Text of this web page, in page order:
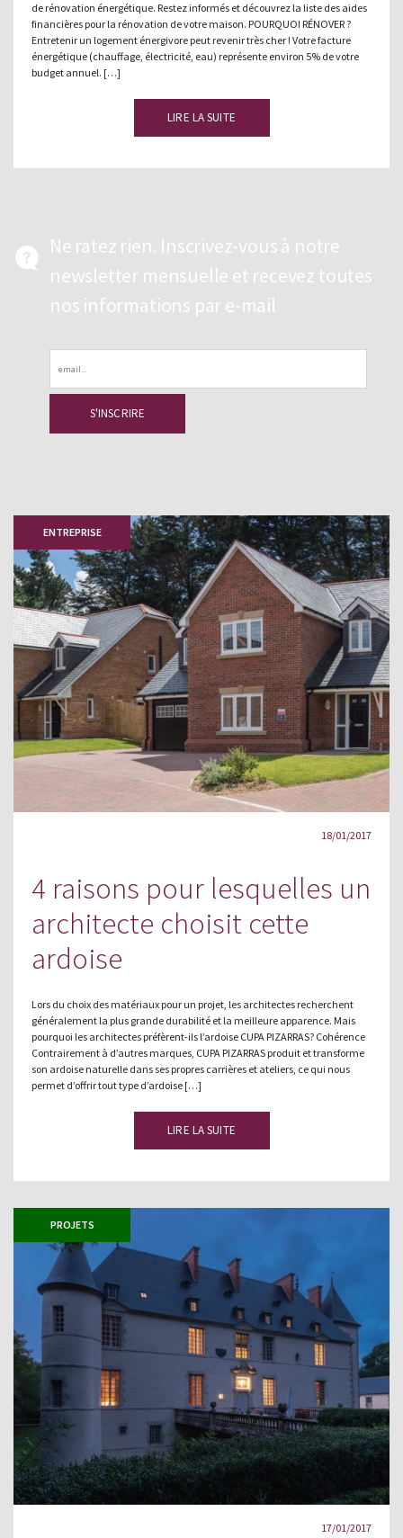
de rénovation énergétique. Restez informés et découvrez la liste des aides
financières pour la rénovation de votre maison. POURQUOI RÉNOVER ?
Entretenir un logement énergivore peut revenir très cher ! Votre facture
énergétique (chauffage, électricité, eau) représente environ 5% de votre
budget annuel. […]
LIRE LA SUITE
Ne ratez rien. Inscrivez-vous à notre
newsletter mensuelle et recevez toutes
nos informations par e-mail
ENTREPRISE
18/01/2017
4 raisons pour lesquelles un
architecte choisit cette
ardoise
Lors du choix des matériaux pour un projet, les architectes recherchent
généralement la plus grande durabilité et la meilleure apparence. Mais
pourquoi les architectes préfèrent-ils l’ardoise CUPA PIZARRAS? Cohérence
Contrairement à d’autres marques, CUPA PIZARRAS produit et transforme
son ardoise naturelle dans ses propres carrières et ateliers, ce qui nous
permet d’offrir tout type d’ardoise […]
LIRE LA SUITE
PROJETS
17/01/2017